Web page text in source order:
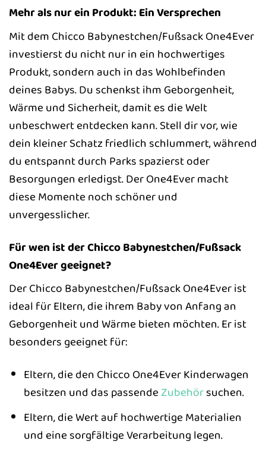
Mehr als nur ein Produkt: Ein Versprechen
Mit dem Chicco Babynestchen/Fußsack One4Ever
investierst du nicht nur in ein hochwertiges
Produkt, sondern auch in das Wohlbefinden
deines Babys. Du schenkst ihm Geborgenheit,
Wärme und Sicherheit, damit es die Welt
unbeschwert entdecken kann. Stell dir vor, wie
dein kleiner Schatz friedlich schlummert, während
du entspannt durch Parks spazierst oder
Besorgungen erledigst. Der One4Ever macht
diese Momente noch schöner und
unvergesslicher.
Für wen ist der Chicco Babynestchen/Fußsack
One4Ever geeignet?
Der Chicco Babynestchen/Fußsack One4Ever ist
ideal für Eltern, die ihrem Baby von Anfang an
Geborgenheit und Wärme bieten möchten. Er ist
besonders geeignet für:
Eltern, die den Chicco One4Ever Kinderwagen
besitzen und das passendeZubehörsuchen.
Eltern, die Wert auf hochwertige Materialien
und eine sorgfältige Verarbeitung legen.